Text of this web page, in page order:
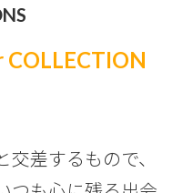
差するもので、